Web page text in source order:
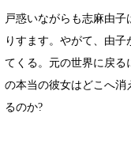
戸惑いながらも志麻由子
りすます。やがて、由
てくる。元の世界に戻る
の本当の彼女はどこへ消
るのか?